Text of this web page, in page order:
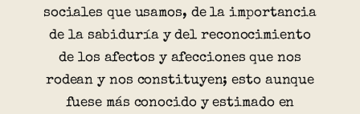
sociales que usamos, de la importancia
de la sabiduría y del reconocimiento
de los afectos y afecciones que nos
rodean y nos constituyen; esto aunque
fuese más conocido y estimado en